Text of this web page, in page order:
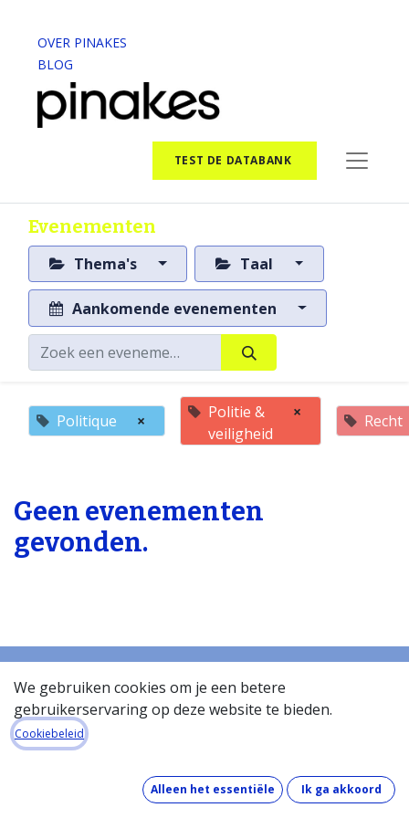
OVER PINAKES
BLOG
TEST DE DATABANK
Evenementen
Thema's Taal
Aankomende evenementen
Politique ×
Politie &
veiligheid
× Recht
Geen evenementen
gevonden.
Startpagina
Over de databank
Hoe werkt de databank?
Wat zit er in de databank?
We gebruiken cookies om je een betere
gebruikerservaring op deze website te bieden.
Cookiebeleid
Alleen het essentiële Ik ga akkoord